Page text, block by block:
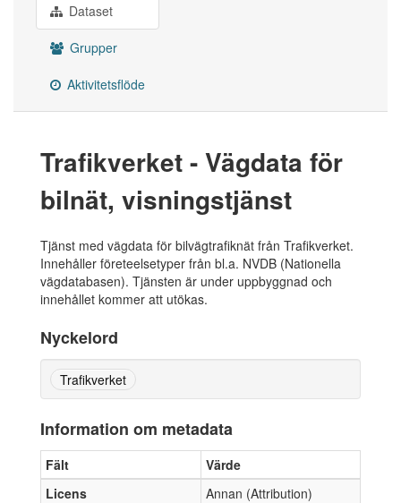
Dataset
Grupper
Aktivitetsflöde
Trafikverket - Vägdata för
bilnät, visningstjänst
Tjänst med vägdata för bilvägtrafiknät från Trafikverket.
Innehåller företeelsetyper från bl.a. NVDB (Nationella
vägdatabasen). Tjänsten är under uppbyggnad och
innehållet kommer att utökas.
Nyckelord
Trafikverket
Information om metadata
Fält
Värde
Licens
Annan (Attribution)